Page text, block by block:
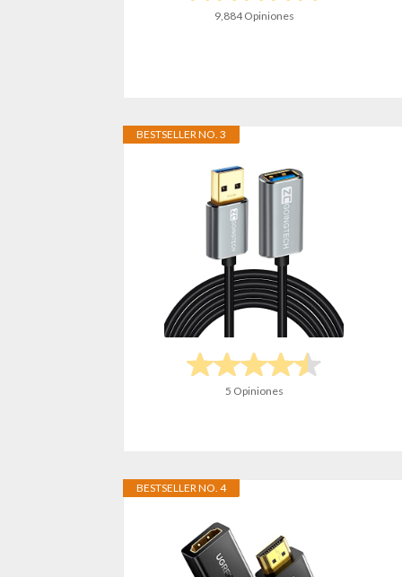
9,884 Opiniones
BESTSELLER NO. 3
5 Opiniones
BESTSELLER NO. 4